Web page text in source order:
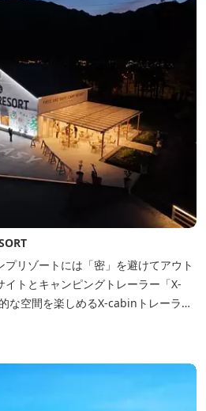
リゾートには「密」を避けてアウト
イトとキャンピングトレーラー「X-
な空間を楽しめるX-cabinトレーラー
ッグラン・ドッグサロン、貸切サウ
ながら併設している片岡温泉「アク
きるキャンプリゾートです。